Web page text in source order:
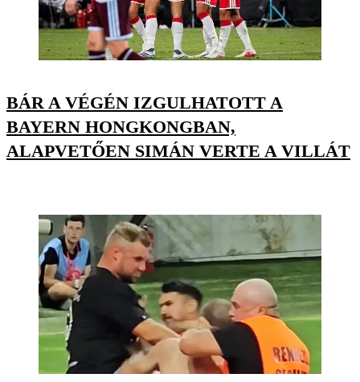
BÁR A VÉGÉN IZGULHATOTT A
BAYERN HONGKONGBAN,
ALAPVETŐEN SIMÁN VERTE A VILLÁT